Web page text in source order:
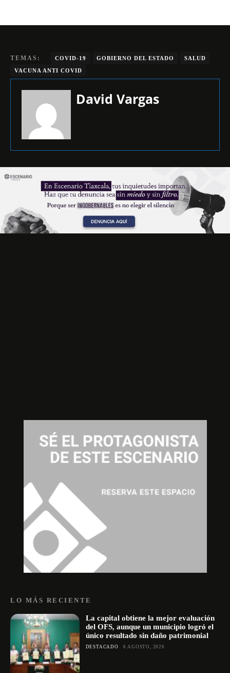
TEMAS: COVID-19 GOBIERNO DEL ESTADO
SALUD
VACUNA ANTI COVID
David Vargas
LO MÁS RECIENTE
La capital obtiene la mejor evaluación
del OFS, aunque un municipio logró el
único resultado sin daño patrimonial
DESTACADO 6 AGOSTO, 2026